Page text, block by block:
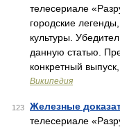
телесериале
городские
культуры.
данную статью.
конкретный
Википедия
123 Железные
телесериале